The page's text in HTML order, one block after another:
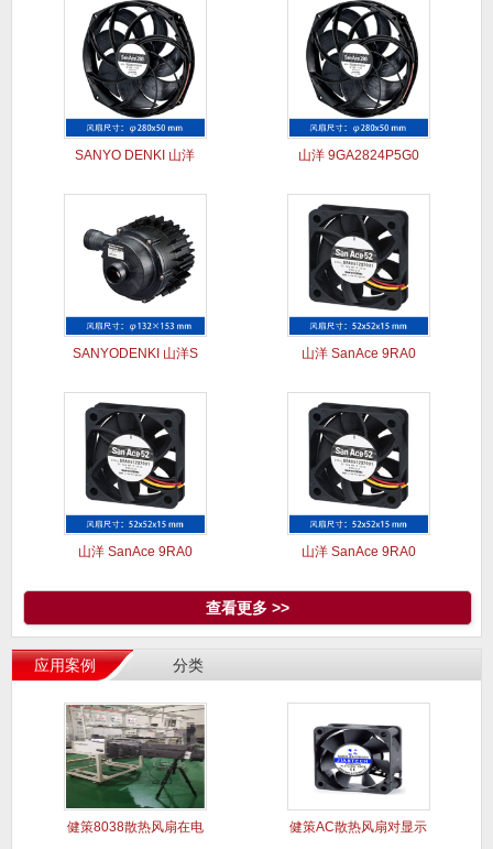
SANYO DENKI 山洋 山洋 9GA2824P5G0
SANYODENKI 山洋S 山洋 SanAce 9RA0
山洋 SanAce 9RA0 山洋 SanAce 9RA0
查看更多 >>
应用案例 分类
健策8038散热风扇在电 健策AC散热风扇对显示